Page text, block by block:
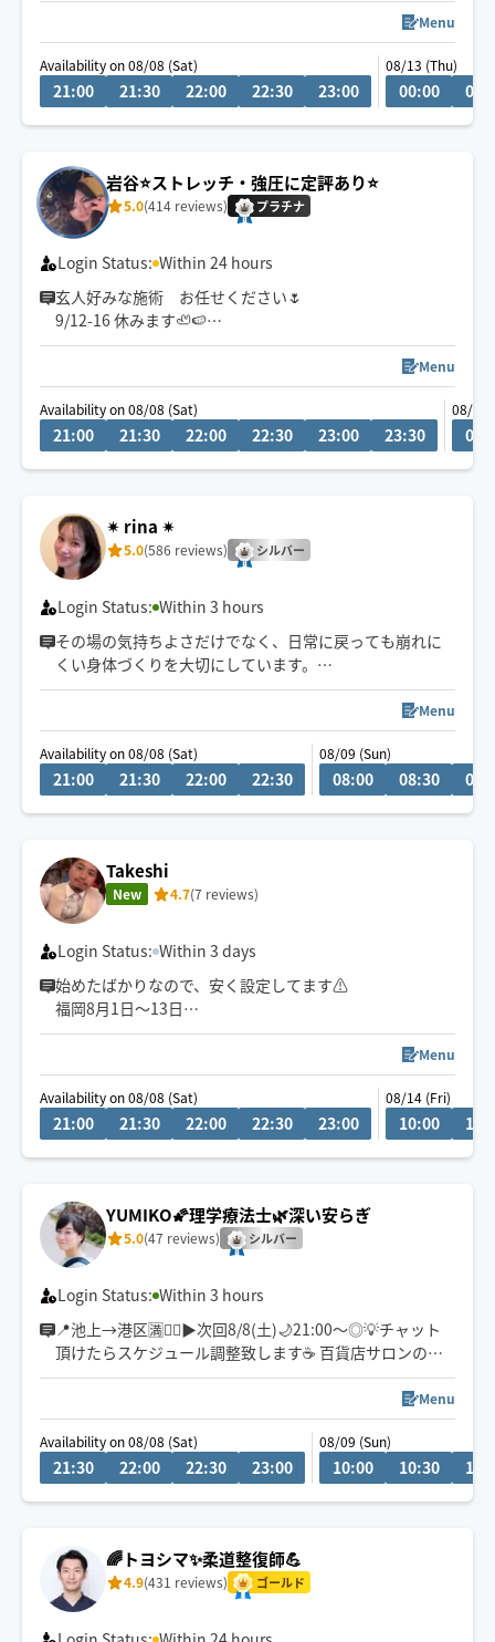
お子様&ペット同室歓迎◡̈
Little English OK.
心を込めてほぐさせていただきます🐚🫧
Menu
Availability on 08/08 (Sat)
21:00 21:30 22:00 22:30 23:00
08/13 (Thu)
00:00
岩谷⭐️ストレッチ・強圧に定評あり⭐️
5.0(414 reviews) プラチナ
Login Status: Within 24 hours
玄人好みな施術 お任せください🌷
9/12-16 休みます🦥🍉
手で出来る手技は大体できます！
セラピスト経験16年🙋‍♀️
施術通や同業者も指名する、確かな技術と対応力が強み
です。
雨天 通常よりお伺いに時間がかかります。
冬季 現在地より移動に1時間かかる場合は要相談(施術
する手が冷たいため🖐️)
Menu
Availability on 08/08 (Sat)
21:00 21:30 22:00 22:30 23:00 23:30
08/09
✴︎ rina ✴︎
5.0(586 reviews) シルバー
Login Status: Within 3 hours
その場の気持ちよさだけでなく、日常に戻っても崩れに
くい身体づくりを大切にしています。
タイ式をベースに「ほぐす・伸ばす・整える」を組み合
わせてお一人おひとりの状態に合わせ、身体のバランス
を丁寧に整えていきます。
Menu
Availability on 08/08 (Sat)
21:00 21:30 22:00 22:30
08/09 (Sun)
08:00 08:30
Takeshi
New 4.7(7 reviews)
Login Status: Within 3 days
始めたばかりなので、安く設定してます⚠︎
福岡8月1日〜13日
山口8月14日〜16日
東京８月19日〜25日
頑張る女性へ、頭から整う休息時間を💆‍♀️✨
※関東、関西、福岡をメインに全国各地を転々としてい
Menu
Availability on 08/08 (Sat)
21:00 21:30 22:00 22:30 23:00
08/14 (Fri)
10:00
YUMIKO🌠理学療法士🌿深い安らぎ
5.0(47 reviews) シルバー
Login Status: Within 3 hours
📍池上→港区🈵🙇‍♀️▶︎次回8/8(土)🌙21:00〜◎💡チャット
頂けたらスケジュール調整致します☕️ 百貨店サロンの技
術をご自宅で🫧✨心を込めて施術致します💫✋
お疲れに合わせて、施術箇所のカスタマイズ出来ます🕊️
アロマ5種&ホホバオイルご用意しています🪷ゆっくりお
選び下さい👌
Menu
Availability on 08/08 (Sat)
21:30 22:00 22:30 23:00
08/09 (Sun)
10:00 10:30
🌈トヨシマ✨柔道整復師💪
4.9(431 reviews) ゴールド